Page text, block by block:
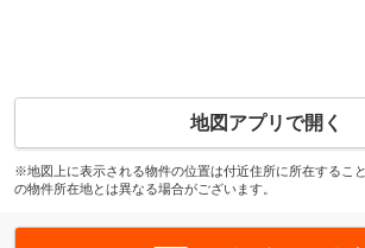
地図アプリで開く
※地図上に表示される物件の位置は付近住所に所在するこ
の物件所在地とは異なる場合がございます。